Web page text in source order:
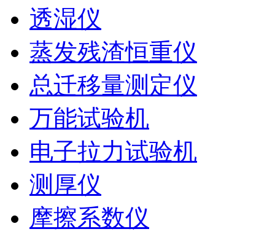
透湿仪
蒸发残渣恒重仪
总迁移量测定仪
万能试验机
电子拉力试验机
测厚仪
摩擦系数仪